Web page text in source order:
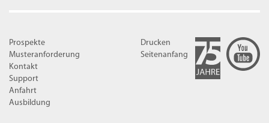
Prospekte
Musteranforderung
Kontakt
Support
Anfahrt
Ausbildung
Drucken
Seitenanfang